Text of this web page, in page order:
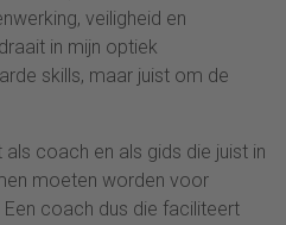
veiligheid en
in mijn optiek
skills, maar juist om de
als coach en als gids die juist in
moeten worden voor
coach dus die faciliteert